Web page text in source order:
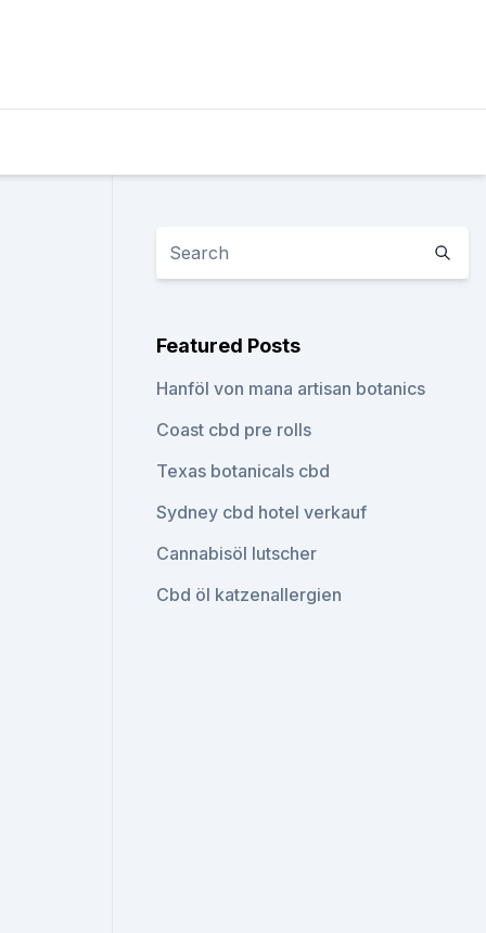
Featured Posts
Hanföl von mana artisan botanics
Coast cbd pre rolls
Texas botanicals cbd
Sydney cbd hotel verkauf
Cannabisöl lutscher
Cbd öl katzenallergien